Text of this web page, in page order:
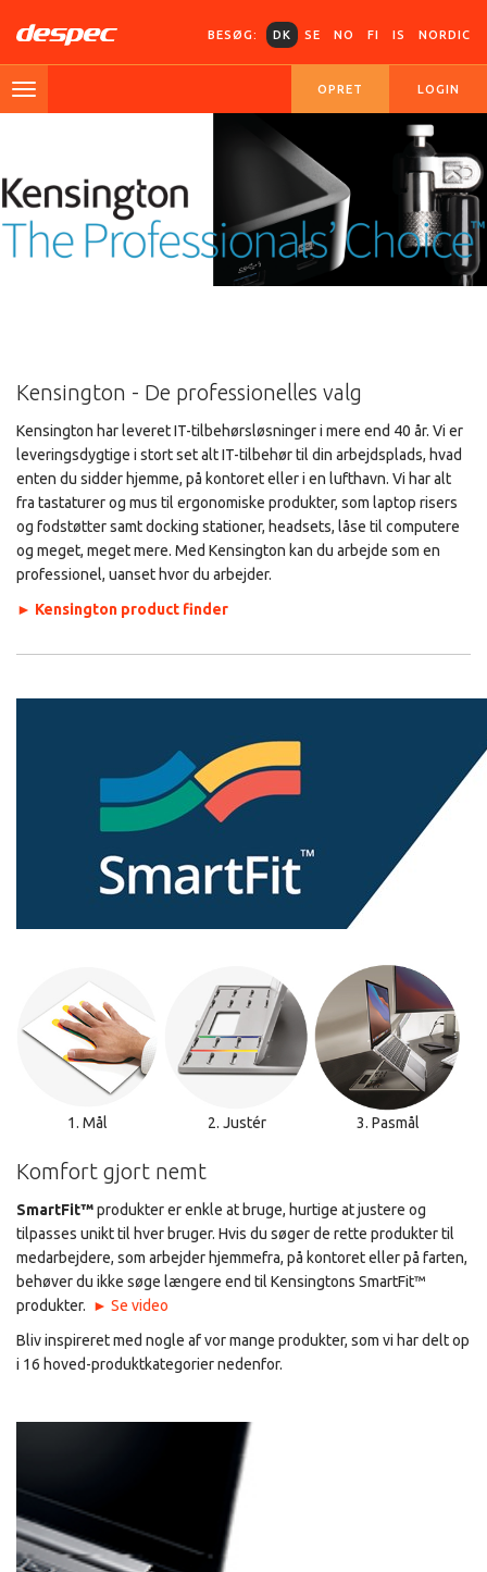
BESØG: DK SE NO FI IS NORDIC
OPRET LOGIN
Kensington - De professionelles valg
Kensington har leveret IT-tilbehørsløsninger i mere end 40 år. Vi er
leveringsdygtige i stort set alt IT-tilbehør til din arbejdsplads, hvad
enten du sidder hjemme, på kontoret eller i en lufthavn. Vi har alt
fra tastaturer og mus til ergonomiske produkter, som laptop risers
og fodstøtter samt docking stationer, headsets, låse til computere
og meget, meget mere. Med Kensington kan du arbejde som en
professionel, uanset hvor du arbejder.
► Kensington product finder
1. Mål 2. Justér 3. Pasmål
Komfort gjort nemt
SmartFit™produkter er enkle at bruge, hurtige at justere og
tilpasses unikt til hver bruger. Hvis du søger de rette produkter til
medarbejdere, som arbejder hjemmefra, på kontoret eller på farten,
behøver du ikke søge længere end til Kensingtons SmartFit™
produkter. ► Se video
Bliv inspireret med nogle af vor mange produkter, som vi har delt op
i 16 hoved-produktkategorier nedenfor.